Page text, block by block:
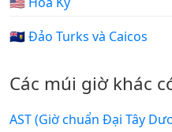
🇹🇨 Đảo Turks và Caicos
Các múi giờ khác
AST (Giờ chuẩn Đại Tây